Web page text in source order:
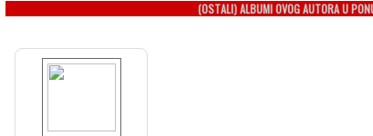
(OSTALI) ALBUMI OVOG AUTORA U